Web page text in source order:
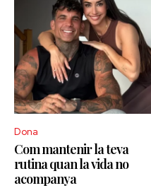
Dona
Com mantenir la teva
rutina quan la vida no
acompanya